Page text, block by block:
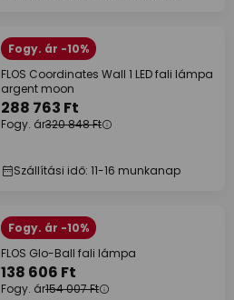
Fogy. ár -10%
FLOS Coordinates Wall 1 LED fali lámpa
argent moon
288 763 Ft
Fogy. ár320 848 Ft
Szállítási idő: 11-16 munkanap
Fogy. ár -10%
FLOS Glo-Ball fali lámpa
138 606 Ft
Fogy. ár154 007 Ft